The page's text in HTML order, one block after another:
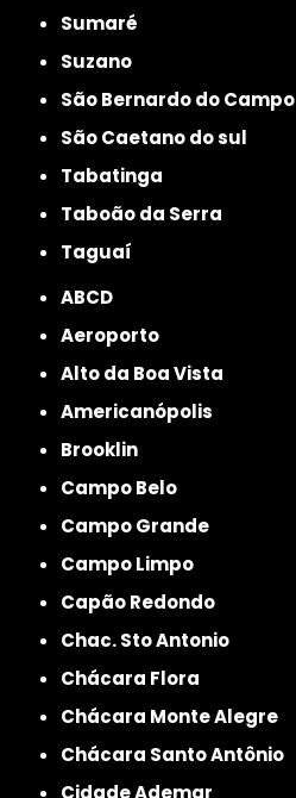
Sumaré
Suzano
São Bernardo do Campo
São Caetano do sul
Tabatinga
Taboão da Serra
Taguaí
ABCD
Aeroporto
Alto da Boa Vista
Americanópolis
Brooklin
Campo Belo
Campo Grande
Campo Limpo
Capão Redondo
Chac. Sto Antonio
Chácara Flora
Chácara Monte Alegre
Chácara Santo Antônio
Cidade Ademar